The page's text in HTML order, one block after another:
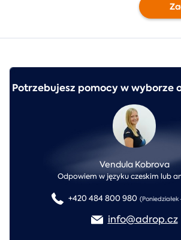
Potrzebujesz pomocy w wyborze
Vendula Kobrova
Odpowiem w języku czeskim lub
+420 484 800 980 (Poniedziałek
info@adrop.cz